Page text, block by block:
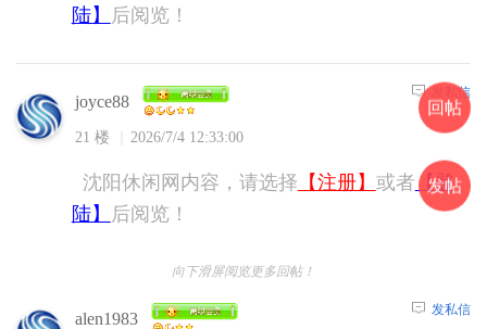
陆】
后阅览！
joyce88
21 楼 2026/7/4 12:33:00
发私信
沈阳休闲网内容，请选择 【注册】 或者 【登
陆】
后阅览！
向下滑屏阅览更多回帖！
alen1983 发私信
回帖
发帖